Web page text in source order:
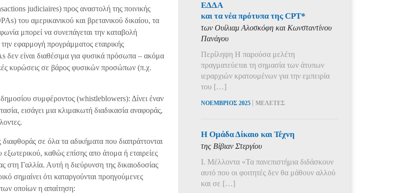
judiciaires) προς αναστολή της ποινικής
του αμερικανικού και βρετανικού δικαίου, τα
μπορεί να συνεπάγεται την καταβολή
εφαρμογή προγράμματος εταιρικής
είναι διαθέσιμα για φυσικά πρόσωπα – ακόμα
κυρώσεις σε βάρος φυσικών προσώπων (π.χ.
συμφέροντος (whistleblowers): Δίνει έναν
εισάγει μια κλιμακωτή διαδικασία αναφοράς,
σε όλα τα αδικήματα που διαπράττονται
εξωτερικού, καθώς επίσης απο άτομα ή εταιρείες
στη Γαλλία. Αυτή η διεύρυνση της δικαιοδοσίας
σημαίνει ότι καταργούνται προηγούμενες
οποίων η απαίτηση:
ΕΔΔΑ
και τα νέα πρότυπα της CPT*
των Ουίλιαμ Αλοσκόφη και Κωνσταντίνου
Πανάγου
Περίληψη Η παρούσα μελέτη
πραγματεύεται τη σημασία των άτυπων
ιεραρχιών κρατουμένων για την εμπειρία
του […]
ΝΟΕΜΒΡΙΟΣ 2025 | ΜΕΛΕΤΕΣ
Η Ομάδα Δίκαιο και Τέχνη
της Βίβιαν Στεργίου
Ι. Μέλλοντα «Τα πανεπιστήμια διδάσκουν
αυτό που οι φοιτητές δεν θα μάθουν αλλού
και σε […]